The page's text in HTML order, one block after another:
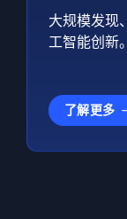
大规模发现
工智能创新。
了解更多